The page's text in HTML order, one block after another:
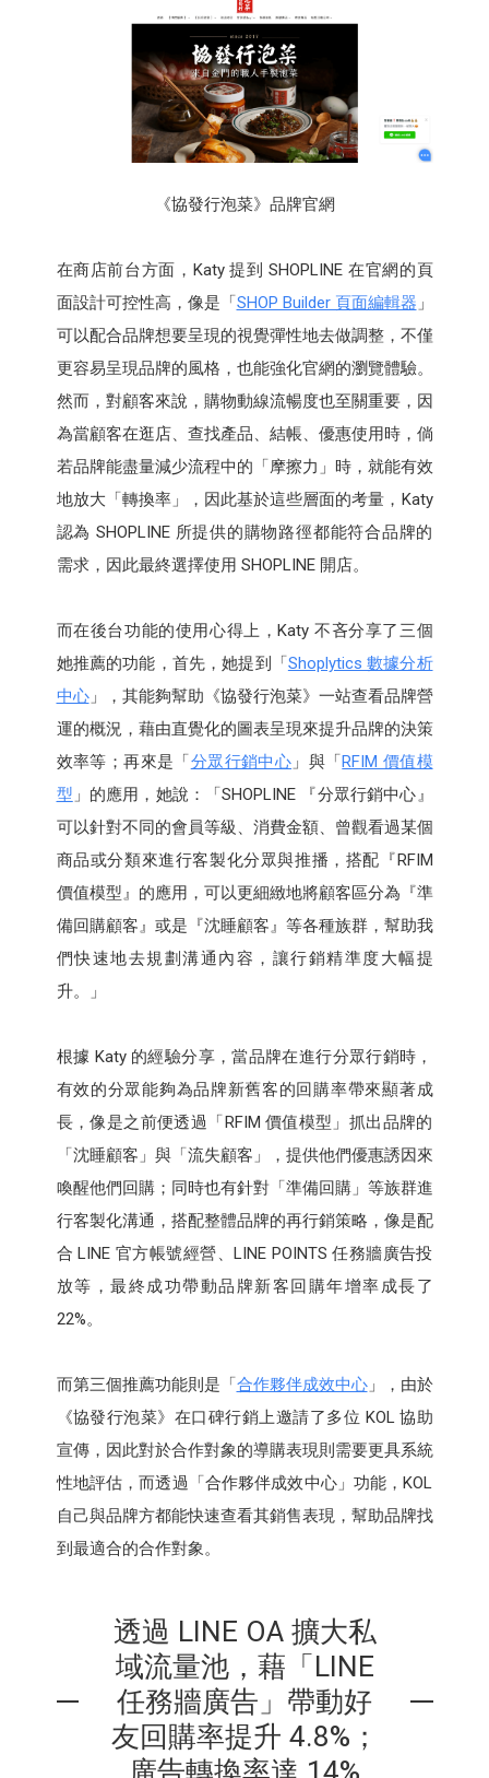
《協發行泡菜》品牌官網
在商店前台方面，Katy 提到 SHOPLINE 在官網的頁
面設計可控性高，像是「SHOP Builder 頁面編輯器 」
可以配合品牌想要呈現的視覺彈性地去做調整，不僅
更容易呈現品牌的風格，也能強化官網的瀏覽體驗。
然而，對顧客來說，購物動線流暢度也至關重要，因
為當顧客在逛店、查找產品、結帳、優惠使用時，倘
若品牌能盡量減少流程中的「摩擦力」時，就能有效
地放大「轉換率」，因此基於這些層面的考量，Katy
認為 SHOPLINE 所提供的購物路徑都能符合品牌的
需求，因此最終選擇使用 SHOPLINE 開店。
而在後台功能的使用心得上，Katy 不吝分享了三個
她推薦的功能，首先，她提到「Shoplytics 數據分析
中心」，其能夠幫助《協發行泡菜》一站查看品牌營
運的概況，藉由直覺化的圖表呈現來提升品牌的決策
效率等；再來是「分眾行銷中心 」與「RFIM 價值模
型 」的應用，她說：「SHOPLINE 『分眾行銷中心』
可以針對不同的會員等級、消費金額、曾觀看過某個
商品或分類來進行客製化分眾與推播，搭配『RFIM
價值模型』的應用，可以更細緻地將顧客區分為『準
備回購顧客』或是『沈睡顧客』等各種族群，幫助我
們快速地去規劃溝通內容，讓行銷精準度大幅提
升。」
根據 Katy 的經驗分享，當品牌在進行分眾行銷時，
有效的分眾能夠為品牌新舊客的回購率帶來顯著成
長，像是之前便透過「RFIM 價值模型」抓出品牌的
「沈睡顧客」與「流失顧客」，提供他們優惠誘因來
喚醒他們回購；同時也有針對「準備回購」等族群進
行客製化溝通，搭配整體品牌的再行銷策略，像是配
合 LINE 官方帳號經營、LINE POINTS 任務牆廣告投
放等，最終成功帶動品牌新客回購年增率成長了
22%。
而第三個推薦功能則是「合作夥伴成效中心」，由於
《協發行泡菜》在口碑行銷上邀請了多位 KOL 協助
宣傳，因此對於合作對象的導購表現則需要更具系統
性地評估，而透過「合作夥伴成效中心」功能，KOL
自己與品牌方都能快速查看其銷售表現，幫助品牌找
到最適合的合作對象。
透過 LINE OA 擴大私
域流量池，藉「LINE
任務牆廣告」帶動好
友回購率提升 4.8%；
廣告轉換率達 14%